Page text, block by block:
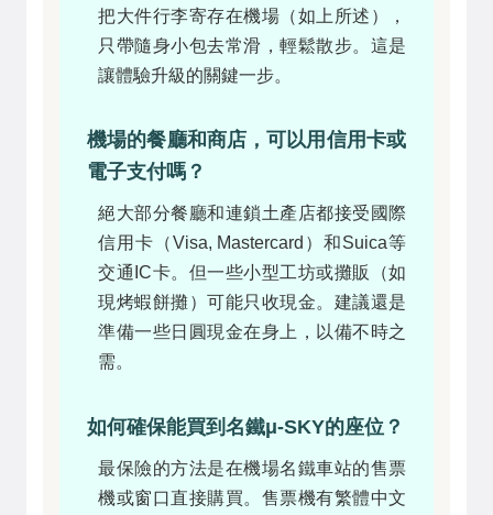
把大件行李寄存在機場（如上所述），
只帶隨身小包去常滑，輕鬆散步。這是
讓體驗升級的關鍵一步。
機場的餐廳和商店，可以用信用卡或
電子支付嗎？
絕大部分餐廳和連鎖土產店都接受國際
信用卡（Visa, Mastercard）和Suica等
交通IC卡。但一些小型工坊或攤販（如
現烤蝦餅攤）可能只收現金。建議還是
準備一些日圓現金在身上，以備不時之
需。
如何確保能買到名鐵μ-SKY的座位？
最保險的方法是在機場名鐵車站的售票
機或窗口直接購買。售票機有繁體中文